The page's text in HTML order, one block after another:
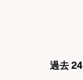
過去